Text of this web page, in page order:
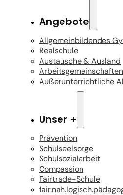
Angebote
Allgemeinbildendes
Realschule
Austausche & Ausland
Arbeitsgemeinschaften
Außerunterrichtliche
Unser +
Prävention
Schulseelsorge
Schulsozialarbeit
Compassion
Fairtrade-Schule